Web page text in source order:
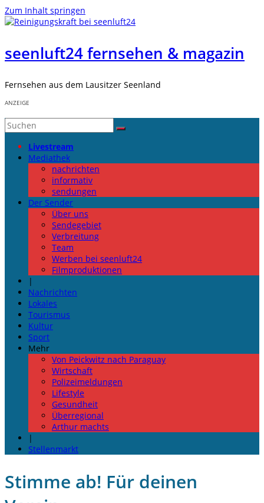
Zum Inhalt springen
seenluft24 fernsehen & magazin
Fernsehen aus dem Lausitzer Seenland
ANZEIGE
Livestream
Mediathek
nachrichten
informativ
sendungen
Der Sender
Über uns
Sendegebiet
Verbreitung
Team
Werben bei seenluft24
Filmproduktionen
|
Nachrichten
Lokales
Tourismus
Kultur
Sport
Mehr
Von Peickwitz nach Paraguay
Wirtschaft
Polizeimeldungen
Lifestyle
Gesundheit
Überregional
Arthur machts
|
Stellenmarkt
Stimme ab! Für deinen